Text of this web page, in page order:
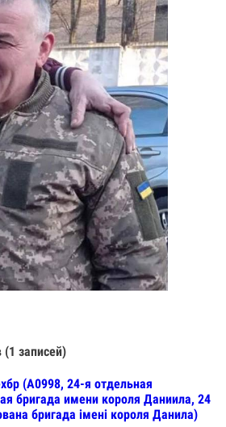
(1 записей)
(А0998, 24-я отдельная
бригада имени короля Даниила, 24
бригада імені короля Данила)